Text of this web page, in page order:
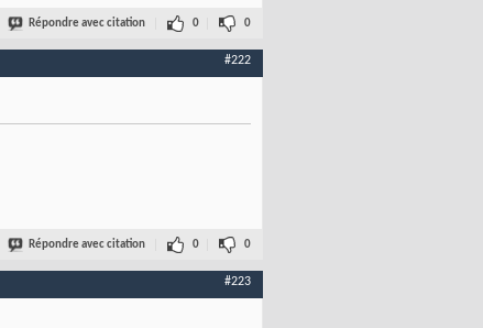
Répondre avec citation 0 0
#222
Répondre avec citation 0 0
#223